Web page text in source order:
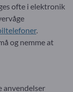
ofte i elektronik
.
og nemme at
anvendelser